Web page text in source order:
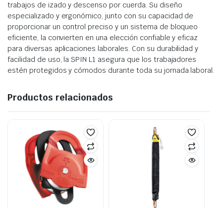
trabajos de izado y descenso por cuerda. Su diseño
especializado y ergonómico, junto con su capacidad de
proporcionar un control preciso y un sistema de bloqueo
eficiente, la convierten en una elección confiable y eficaz
para diversas aplicaciones laborales. Con su durabilidad y
facilidad de uso, la SPIN L1 asegura que los trabajadores
estén protegidos y cómodos durante toda su jornada laboral.
Productos relacionados